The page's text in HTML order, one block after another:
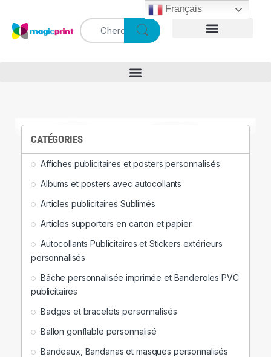
CATÉGORIES
Affiches publicitaires et posters personnalisés
Albums et posters avec autocollants
Articles publicitaires Sublimés
Articles supporters en carton et papier
Autocollants Publicitaires et Stickers extérieurs
personnalisés
Bâche personnalisée imprimée et Banderoles PVC
publicitaires
Badges et bracelets personnalisés
Ballon gonflable personnalisé
Bandeaux, Bandanas et masques personnalisés
Français